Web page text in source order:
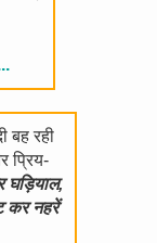
बह रही
प्रिय-
घड़ियाल,
कर नहरें